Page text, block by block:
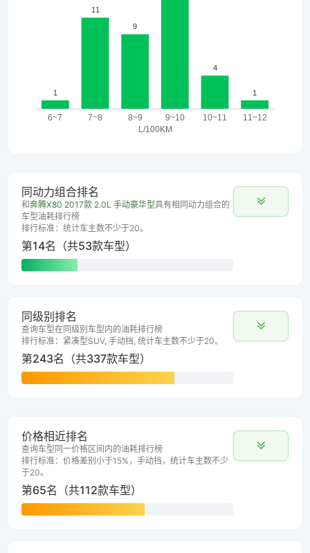
同动力组合排名
和奔腾X80 2017款 2.0L 手动豪华型具有相同动力组合的
车型油耗排行榜
排行标准：统计车主数不少于20。
第14名（共53款车型）
同级别排名
查询车型在同级别车型内的油耗排行榜
排行标准：紧凑型SUV, 手动挡, 统计车主数不少于20。
第243名（共337款车型）
价格相近排名
查询车型同一价格区间内的油耗排行榜
排行标准：价格差别小于15%，手动挡，统计车主数不少
于20。
第65名（共112款车型）